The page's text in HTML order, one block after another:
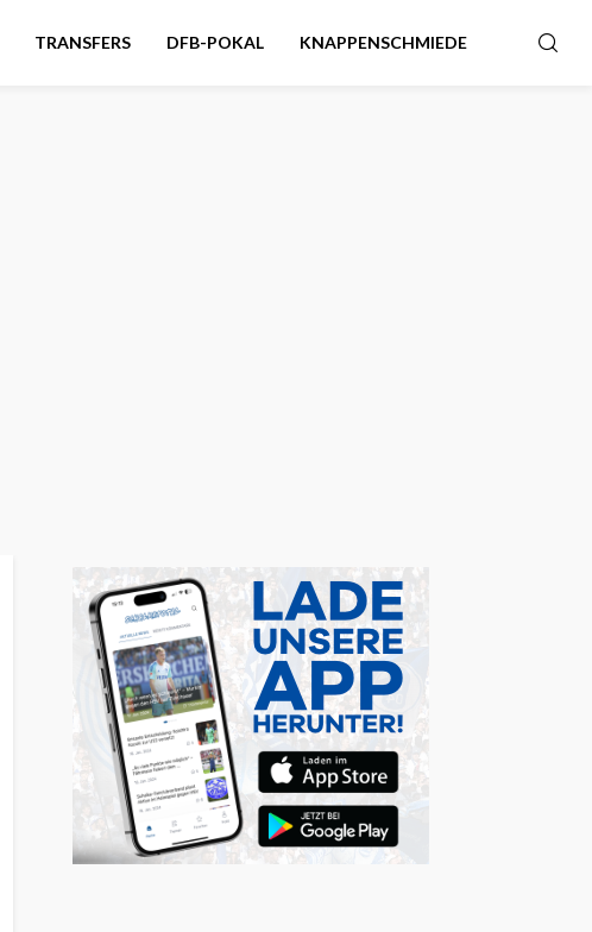
TRANSFERS DFB-POKAL KNAPPENSCHMIEDE